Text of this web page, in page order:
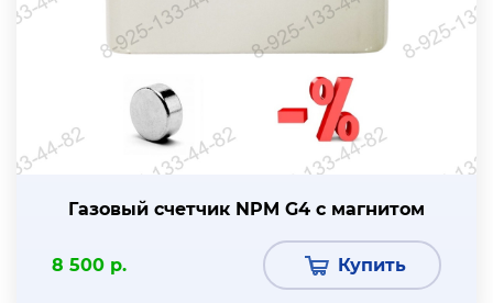
Газовый счетчик NPM G4 с магнитом
8 500 р. Купить